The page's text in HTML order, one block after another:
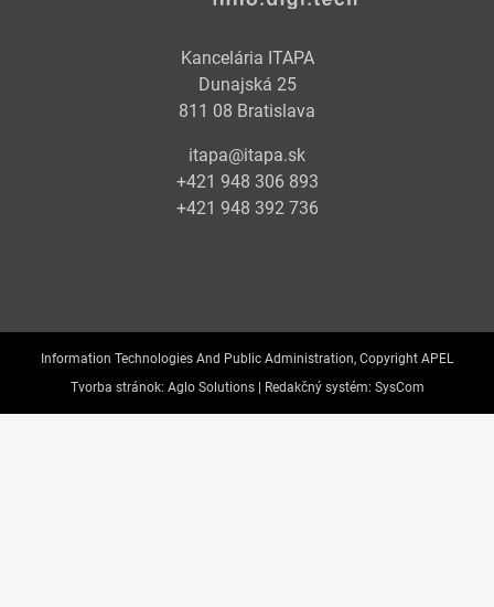
Kancelária ITAPA
Dunajská 25
811 08 Bratislava
itapa@itapa.sk
+421 948 306 893
+421 948 392 736
Information Technologies And Public Administration, Copyright APEL
Tvorba stránok: Aglo Solutions | Redakčný systém: SysCom